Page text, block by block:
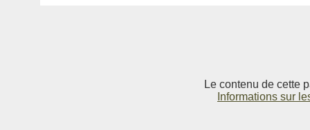
Le contenu de cette
Informations sur